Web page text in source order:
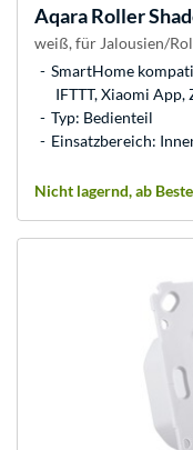
AqaraRoller
weiß, für Jalousien/
SmartHome
IFTTT, Xiaomi App,
Typ: Bedienteil
Einsatzbereich:
Nicht lagernd, ab